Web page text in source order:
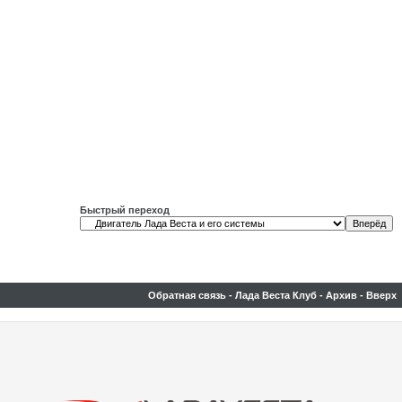
Быстрый переход
Обратная связь - Лада Веста Клуб - Архив - Вверх